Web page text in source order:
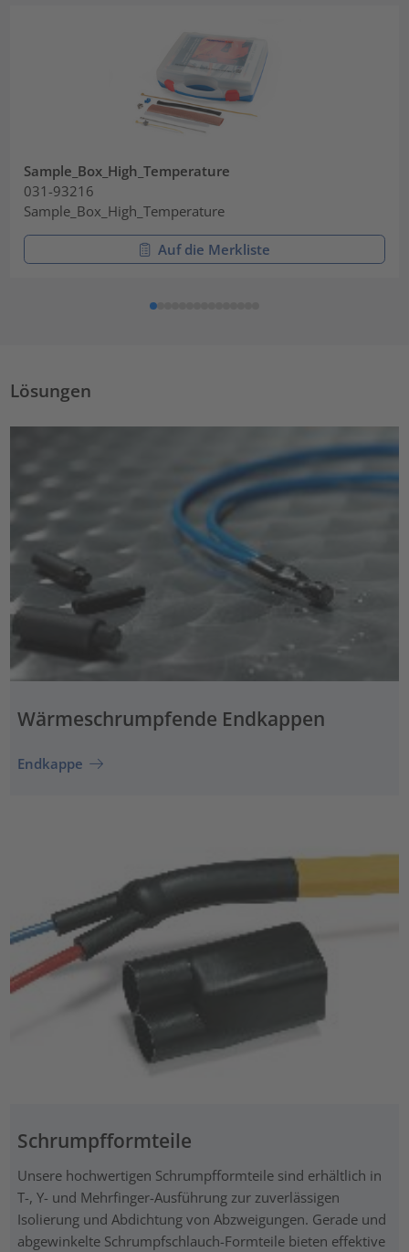
Sample_Box_High_Temperature
031-93216
Sample_Box_High_Temperature
Auf die Merkliste
Lösungen
Wärmeschrumpfende Endkappen
Endkappe
Schrumpfformteile
Unsere hochwertigen Schrumpfformteile sind erhältlich in
T-, Y- und Mehrfinger-Ausführung zur zuverlässigen
Isolierung und Abdichtung von Abzweigungen. Gerade und
abgewinkelte Schrumpfschlauch-Formteile bieten effektive